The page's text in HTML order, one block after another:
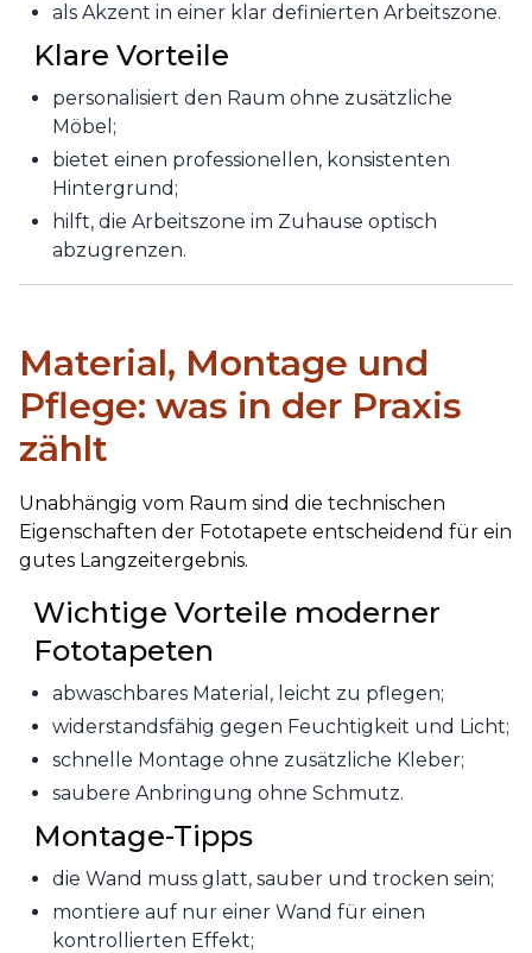
als Akzent in einer klar definierten Arbeitszone.
Klare Vorteile
personalisiert den Raum ohne zusätzliche
Möbel;
bietet einen professionellen, konsistenten
Hintergrund;
hilft, die Arbeitszone im Zuhause optisch
abzugrenzen.
Material, Montage und
Pflege: was in der Praxis
zählt
Unabhängig vom Raum sind die technischen
Eigenschaften der Fototapete entscheidend für ein
gutes Langzeitergebnis.
Wichtige Vorteile moderner
Fototapeten
abwaschbares Material, leicht zu pflegen;
widerstandsfähig gegen Feuchtigkeit und Licht;
schnelle Montage ohne zusätzliche Kleber;
saubere Anbringung ohne Schmutz.
Montage-Tipps
die Wand muss glatt, sauber und trocken sein;
montiere auf nur einer Wand für einen
kontrollierten Effekt;